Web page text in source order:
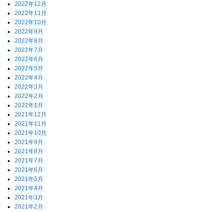
2022年12月
2022年11月
2022年10月
2022年9月
2022年8月
2022年7月
2022年6月
2022年5月
2022年4月
2022年3月
2022年2月
2022年1月
2021年12月
2021年11月
2021年10月
2021年9月
2021年8月
2021年7月
2021年6月
2021年5月
2021年4月
2021年3月
2021年2月